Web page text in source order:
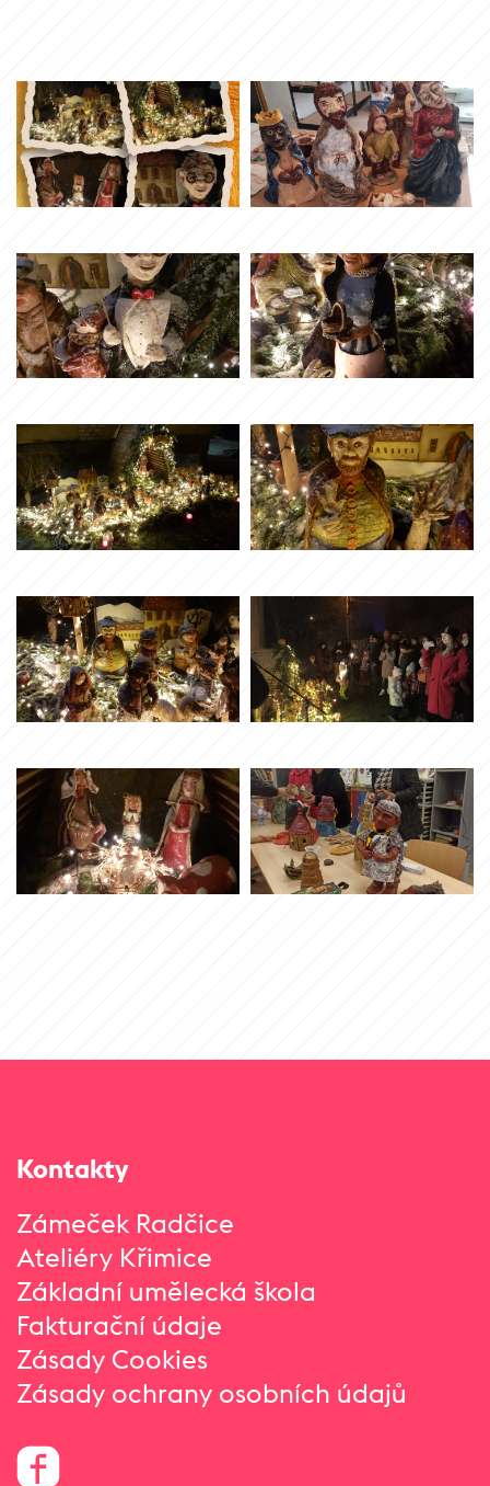
Kontakty
Zámeček Radčice
Ateliéry Křimice
Základní umělecká škola
Fakturační údaje
Zásady Cookies
Zásady ochrany osobních údajů